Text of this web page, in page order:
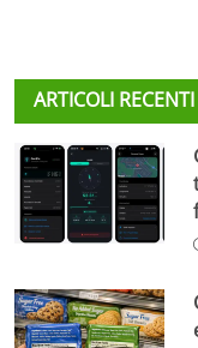
ARTICOLI RECENTI